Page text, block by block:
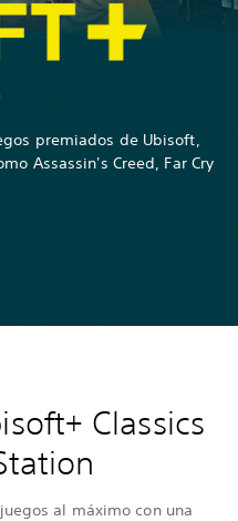
premiados de Ubisoft,
Assassin's Creed, Far Cry
Classics
al máximo con una